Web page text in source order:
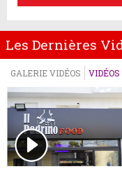
Les Dernières
GALERIE VIDÉOS VIDÉOS